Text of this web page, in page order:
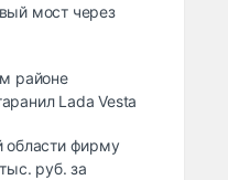
мост через
районе
Lada Vesta
области фирму
руб. за